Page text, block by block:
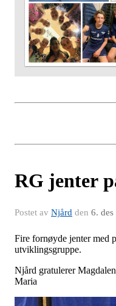
RG jenter
Postet av Njård den 6. des
Fire fornøyde jenter med
utviklingsgruppe.
Njård gratulerer
Maria